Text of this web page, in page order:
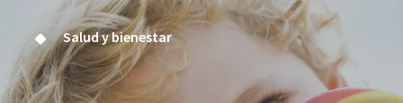
Salud y bienestar